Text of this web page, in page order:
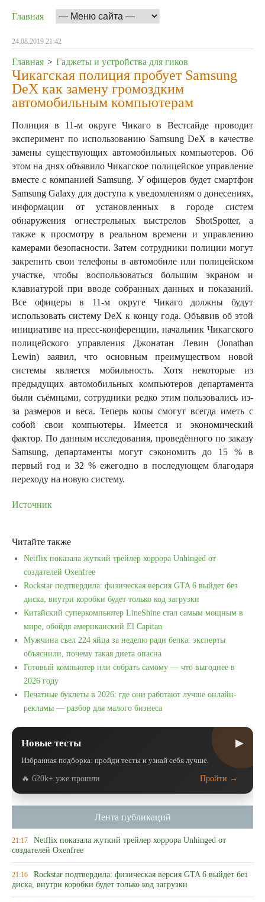
Главная
24.08.2019 21:42
Главная > Гаджеты и устройства для гиков
Чикагская полиция пробует Samsung
DeX как замену громоздким
автомобильным компьютерам
Полиция в 11-м округе Чикаго в Вестсайде проводит
эксперимент по использованию Samsung DeX в качестве
замены существующих автомобильных компьютеров. Об
этом на днях объявило Чикагское полицейское управление
вместе с компанией Samsung. У офицеров будет смартфон
Samsung Galaxy для доступа к уведомлениям о донесениях,
информации от установленных в городе систем
обнаружения огнестрельных выстрелов ShotSpotter, а
также к просмотру в реальном времени и управлению
камерами безопасности. Затем сотрудники полиции могут
закрепить свои телефоны в автомобиле или полицейском
участке, чтобы воспользоваться большим экраном и
клавиатурой при вводе собранных данных и показаний.
Все офицеры в 11-м округе Чикаго должны будут
использовать систему DeX к концу года. Объявив об этой
инициативе на пресс-конференции, начальник Чикагского
полицейского управления Джонатан Левин (Jonathan
Lewin) заявил, что основным преимуществом новой
системы является мобильность. Хотя некоторые из
предыдущих автомобильных компьютеров департамента
были съёмными, сотрудники редко этим пользовались из-
за размеров и веса. Теперь копы смогут всегда иметь с
собой свои компьютеры. Имеется и экономический
фактор. По данным исследования, проведённого по заказу
Samsung, департаменты могут сэкономить до 15 % в
первый год и 32 % ежегодно в последующем благодаря
переходу на новую систему.
Источник
Читайте также
Netflix показала жуткий трейлер хоррора Unhinged от
создателей Oxenfree
Rockstar подтвердила: физическая версия GTA 6 выйдет без
диска, внутри коробки будет только код загрузки
Китайский суперкомпьютер LineShine стал самым мощным в
мире, обойдя американский El Capitan
Мужчина съел 224 яйца за неделю ради белка: эксперты
объяснили, почему такая диета опасна
Готовый компьютер или собрать самому — что выгоднее в
2026 году
Печатные буклеты в 2026: где они работают лучше онлайн-
рекламы — разбор для малого бизнеса
Новые тесты ▶
Избранная подборка: пройди тесты и узнай себя лучше.
🔥 620k+ уже прошли Пройти →
Лента публикаций
21:17 Netflix показала жуткий трейлер хоррора Unhinged от
создателей Oxenfree
21:16 Rockstar подтвердила: физическая версия GTA 6 выйдет без
диска, внутри коробки будет только код загрузки